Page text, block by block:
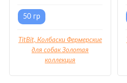
50 гр
TitBit, Колбаски Фермерские
для собак Золотая
коллекция